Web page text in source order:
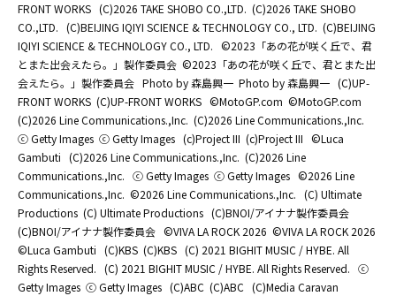
FRONT WORKS (C)2026 TAKE SHOBO CO.,LTD. (C)2026 TAKE SHOBO
CO.,LTD. (C)BEIJING IQIYI SCIENCE & TECHNOLOGY CO., LTD. (C)BEIJING
IQIYI SCIENCE & TECHNOLOGY CO., LTD. ©2023「あの花が咲く丘で、君
とまた出会えたら。」製作委員会 ©2023「あの花が咲く丘で、君とまた出
会えたら。」製作委員会 Photo by 森島興一 Photo by 森島興一 (C)UP-
FRONT WORKS (C)UP-FRONT WORKS ©MotoGP.com ©MotoGP.com
(C)2026 Line Communications.,Inc. (C)2026 Line Communications.,Inc.
ⓒ Getty Images ⓒ Getty Images (c)Project III (c)Project III ©Luca
Gambuti (C)2026 Line Communications.,Inc. (C)2026 Line
Communications.,Inc. ⓒ Getty Images ⓒ Getty Images ©2026 Line
Communications.,Inc. ©2026 Line Communications.,Inc. (C) Ultimate
Productions (C) Ultimate Productions (C)BNOI/アイナナ製作委員会
(C)BNOI/アイナナ製作委員会 ©️VIVA LA ROCK 2026 ©️VIVA LA ROCK 2026
©Luca Gambuti (C)KBS (C)KBS (C) 2021 BIGHIT MUSIC / HYBE. All
Rights Reserved. (C) 2021 BIGHIT MUSIC / HYBE. All Rights Reserved. ⓒ
Getty Images ⓒ Getty Images (C)ABC (C)ABC (C)Media Caravan